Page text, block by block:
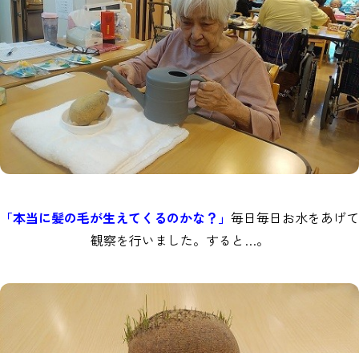
「本当に髪の毛が生えてくるのかな？」 毎日毎日お水をあげて
観察を行いました。すると…。